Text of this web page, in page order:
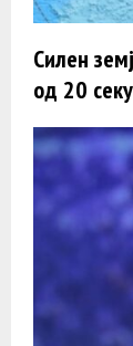
Силен
од 20